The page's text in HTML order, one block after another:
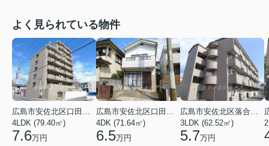
よく見られている物件
広島市安佐北区口田３丁目
4LDK (79.40㎡)
7.6万円
広島市安佐北区口田５丁目
4DK (71.64㎡)
6.5万円
広島市安佐北区落合２丁目
3LDK (62.52㎡)
5.7万円